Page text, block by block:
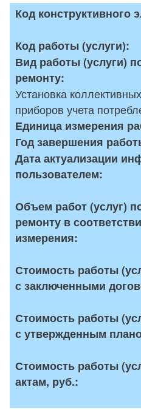
Код конструктивного
Код работы (услуги):
Вид работы (услуги)
ремонту:
Установка
приборов учета
Единица измерения
Год завершения
Дата актуализации
пользователем:
Объем работ (услуг)
ремонту в
измерения:
Стоимость работы
с заключенными
Стоимость работы
с утвержденным
Стоимость работы
актам, руб.: